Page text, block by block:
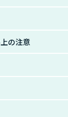
の注意